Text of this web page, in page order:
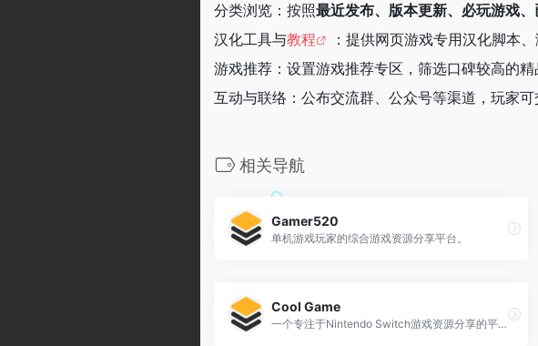
分类浏览：按照最近发布、版本更新、必玩游戏
汉化工具与教程
：提供网页游戏专用汉化脚本
游戏推荐：设置游戏推荐专区，筛选口碑较高的精
互动与联络：公布交流群、公众号等渠道，玩家
相关导航
Gamer520
单机游戏玩家的综合游戏资源分享平台。
Cool Game
一个专注于Nintendo Switch游戏资源分享的平台，提供免费游戏下载服务。